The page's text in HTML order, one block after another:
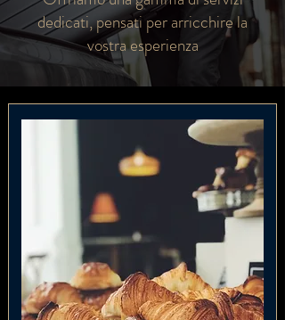
dedicati, pensati per arricchire la
vostra esperienza